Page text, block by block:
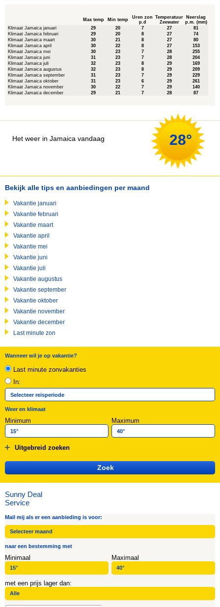
Max temp Min temp
Uren zon
p.d
Temperatuur
Zeewater
Neerslag
p.m. (mm)
Klimaat Jamaica januari
29 20 7 27
81
Klimaat Jamaica februari
29 20 8 27
74
Klimaat Jamaica maart
30 21 8 27
80
Klimaat Jamaica april
30 22 8 27
153
Klimaat Jamaica mei
30 23 7 28
255
Klimaat Jamaica juni
31 23 7 28
204
Klimaat Jamaica juli
32 23 8 29
169
Klimaat Jamaica augustus
32 23 8 29
209
Klimaat Jamaica september
31 23 7 29
229
Klimaat Jamaica oktober
31 23 6 29
261
Klimaat Jamaica november
30 22 7 29
140
Klimaat Jamaica december
29 21 7 28 87
28°
Het weer in Jamaica vandaag
Bekijk alle tips en aanbiedingen per maand
Vakantie januari
Vakantie februari
Vakantie maart
Vakantie april
Vakantie mei
Vakantie juni
Vakantie juli
Vakantie augustus
Vakantie september
Vakantie oktober
Vakantie november
Vakantie december
Last minute zon
Wanneer wil je op vakantie?
Last minute zonvakanties
In:
Weer en klimaat
Minimum Maximum
Uitgebreid zoeken
Sunny Deal
Service
Mail mij als er een aanbieding is voor:
naar een bestemming met
Minimaal Maximaal
met een prijs lager dan: